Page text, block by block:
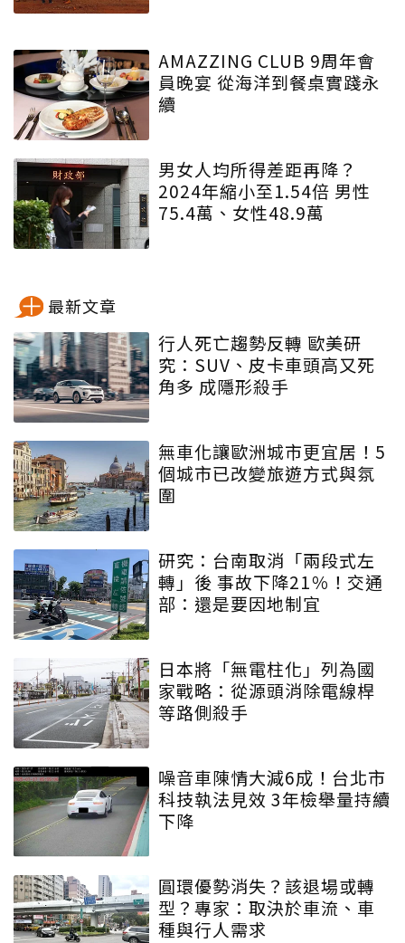
AMAZZING CLUB 9周年會
員晚宴 從海洋到餐桌實踐永
續
男女人均所得差距再降？
2024年縮小至1.54倍 男性
75.4萬、女性48.9萬
最新文章
行人死亡趨勢反轉 歐美研
究：SUV、皮卡車頭高又死
角多 成隱形殺手
無車化讓歐洲城市更宜居！5
個城市已改變旅遊方式與氛
圍
研究：台南取消「兩段式左
轉」後 事故下降21％！交通
部：還是要因地制宜
日本將「無電柱化」列為國
家戰略：從源頭消除電線桿
等路側殺手
噪音車陳情大減6成！台北市
科技執法見效 3年檢舉量持續
下降
圓環優勢消失？該退場或轉
型？專家：取決於車流、車
種與行人需求